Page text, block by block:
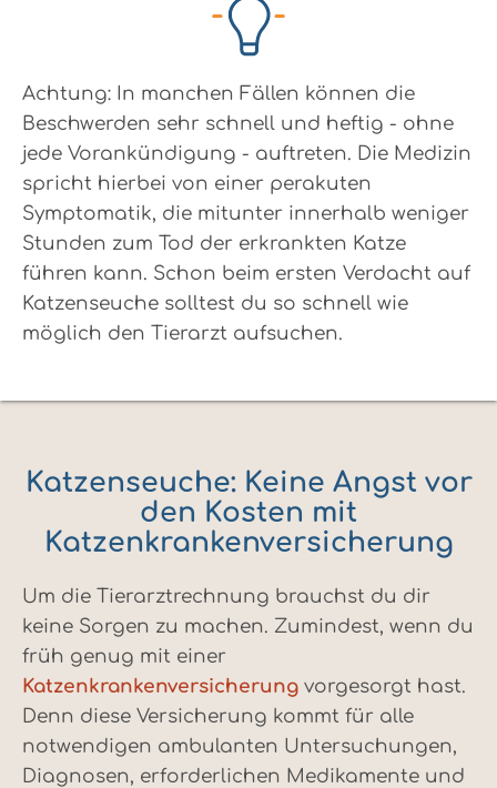
Achtung: In manchen Fällen können die
Beschwerden sehr schnell und heftig - ohne
jede Vorankündigung - auftreten. Die Medizin
spricht hierbei von einer perakuten
Symptomatik, die mitunter innerhalb weniger
Stunden zum Tod der erkrankten Katze
führen kann. Schon beim ersten Verdacht auf
Katzenseuche solltest du so schnell wie
möglich den Tierarzt aufsuchen.
Katzenseuche: Keine Angst vor
den Kosten mit
Katzenkrankenversicherung
Um die Tierarztrechnung brauchst du dir
keine Sorgen zu machen. Zumindest, wenn du
früh genug mit einer
Katzenkrankenversicherung vorgesorgt hast.
Denn diese Versicherung kommt für alle
notwendigen ambulanten Untersuchungen,
Diagnosen, erforderlichen Medikamente und